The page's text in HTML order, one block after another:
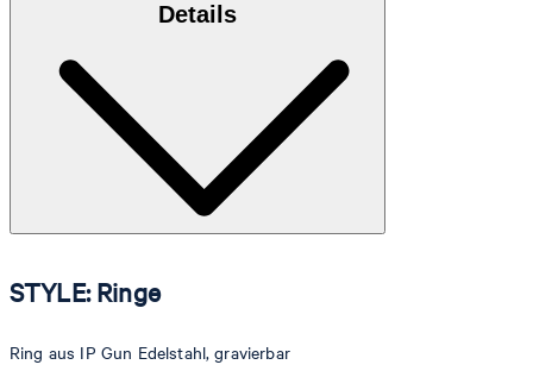
Details
STYLE: Ringe
Ring aus IP Gun Edelstahl, gravierbar